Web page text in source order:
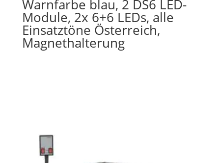
Warnfarbe blau, 2 DS6 LED-
Module, 2x 6+6 LEDs, alle
Einsatztöne Österreich,
Magnethalterung